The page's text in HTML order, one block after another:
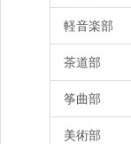
軽音楽部
茶道部
筝曲部
美術部